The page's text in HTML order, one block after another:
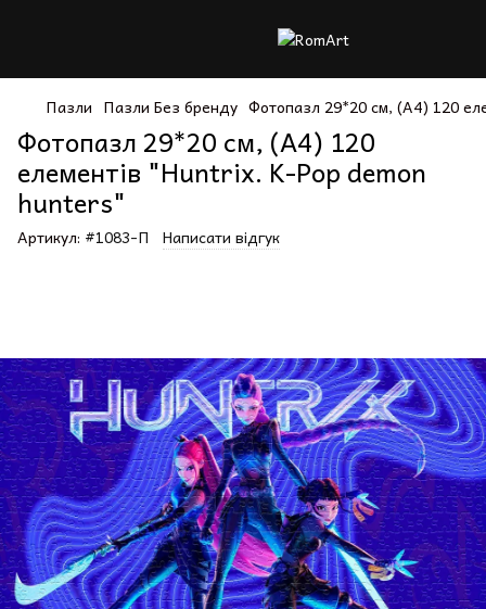
Пазли Пазли Без бренду Фотопазл 29*20 см, (А4) 120
Фотопазл 29*20 см, (А4) 120
елементів "Huntrix. K-Pop demon
hunters"
Артикул: #1083-П Написати відгук